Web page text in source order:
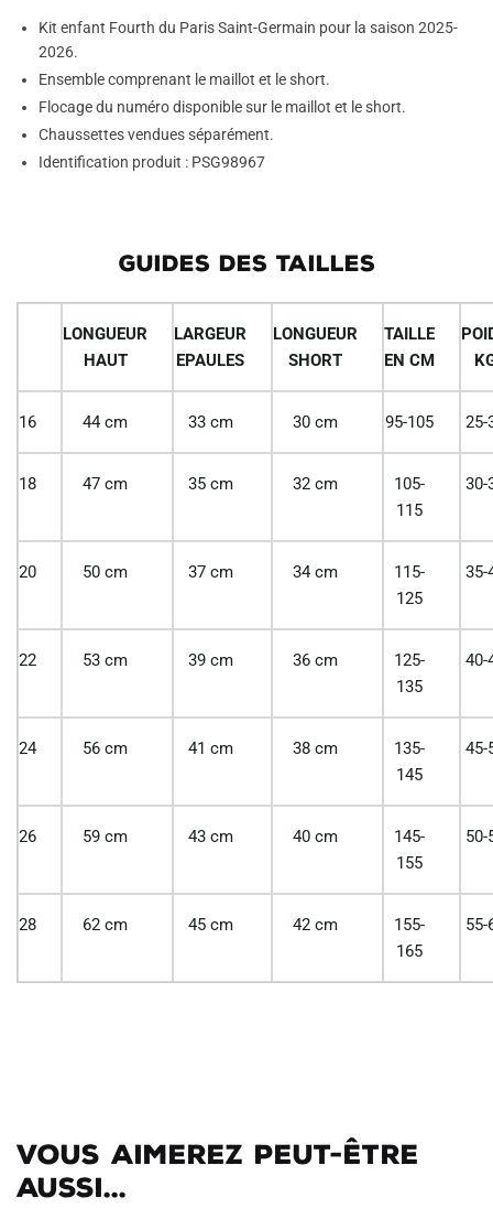
Kit enfant Fourth du Paris Saint-Germain pour la saison 2025-
2026.
Ensemble comprenant le maillot et le short.
Flocage du numéro disponible sur le maillot et le short.
Chaussettes vendues séparément.
Identification produit : PSG98967
GUIDES DES TAILLES
LONGUEUR
HAUT
LARGEUR
EPAULES
LONGUEUR
SHORT
TAILLE
EN CM
16 44 cm 33 cm 30 cm 95-105 25-
18 47 cm 35 cm 32 cm
105-
115
30-
20 50 cm 37 cm 34 cm
115-
125
35-
22 53 cm 39 cm 36 cm
125-
135
40-
24 56 cm 41 cm 38 cm
135-
145
45-
26 59 cm 43 cm 40 cm
145-
155
50-
28 62 cm 45 cm 42 cm
155-
165
55-
Vous aimerez peut-être
aussi...